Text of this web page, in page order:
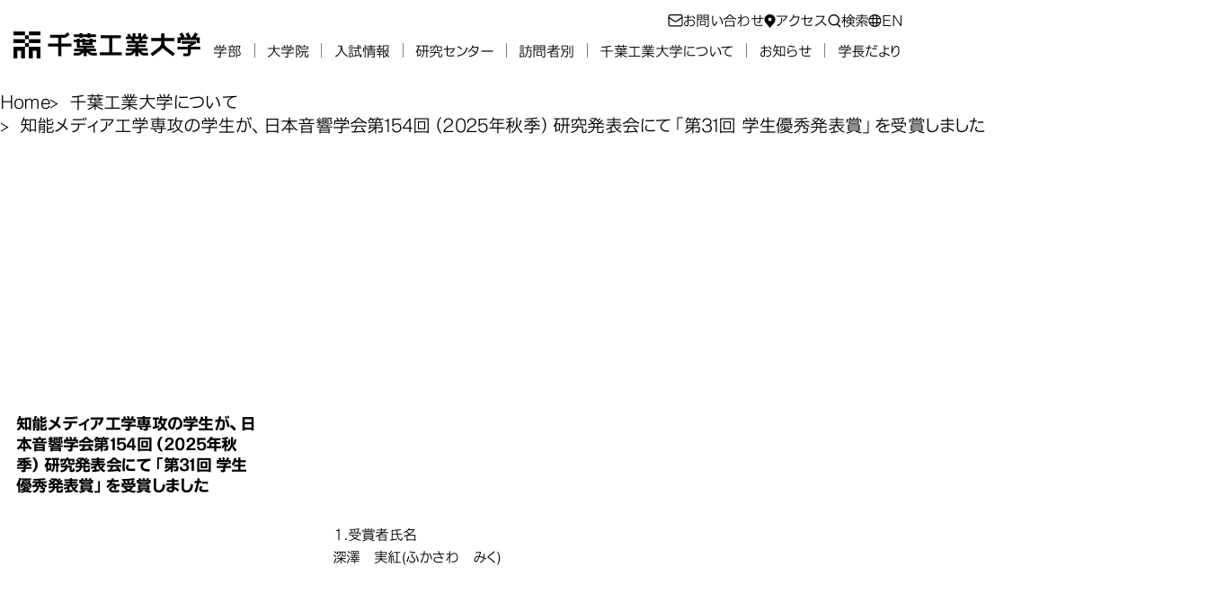
千葉工業大学
お問い合わせ アクセス 検索 EN
学部 大学院 入試情報 研究センター 訪問者別 千葉工業大学について お知らせ 学長だより
Home
千葉工業大学について
知能メディア工学専攻の学生が、日本音響学会第154回（2025年秋季）研究発表会にて「第31回 学生優秀発表賞」を受賞しました
しました
しました
しました
しました
知能メディア工学専攻の学生が、日
本音響学会第154回（2025年秋
季）研究発表会にて「第31回 学生
優秀発表賞」を受賞しました
発表賞」を受賞しました
発表賞」を受賞しました
発表賞」を受賞しました
１.受賞者氏名
深澤 実紅(ふかさわ みく)